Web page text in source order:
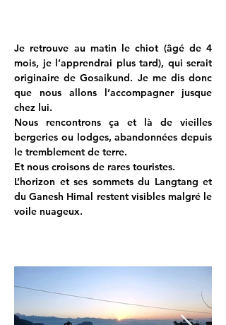
Je retrouve au matin le chiot (âgé de 4
mois, je l’apprendrai plus tard), qui serait
originaire de Gosaikund. Je me dis donc
que nous allons l’accompagner jusque
chez lui.
Nous rencontrons ça et là de vieilles
bergeries ou lodges, abandonnées depuis
le tremblement de terre.
Et nous croisons de rares touristes.
L’horizon et ses sommets du Langtang et
du Ganesh Himal restent visibles malgré le
voile nuageux.